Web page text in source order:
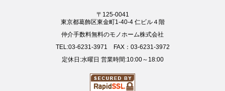
〒125-0041
東京都葛飾区東金町1-40-4 仁ビル４階
仲介手数料無料のモノホーム株式会社
TEL:03-6231-3971 FAX：03-6231-3972
定休日:水曜日 営業時間:10:00～18:00